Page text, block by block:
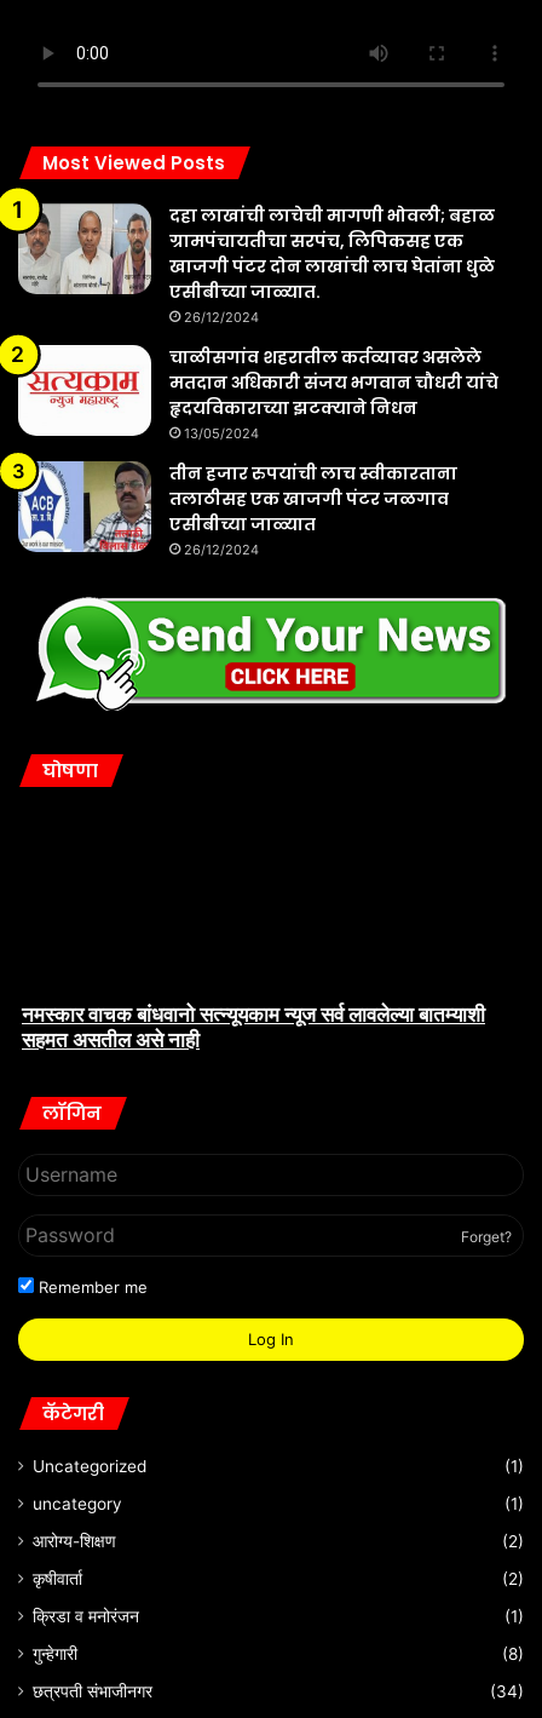
Most Viewed Posts
दहा लाखांची लाचेची मागणी भोवली; बहाळ
ग्रामपंचायतीचा सरपंच, लिपिकसह एक
खाजगी पंटर दोन लाखांची लाच घेतांना धुळे
एसीबीच्या जाळ्यात.
26/12/2024
चाळीसगांव शहरातील कर्तव्यावर असलेले
मतदान अधिकारी संजय भगवान चौधरी यांचे
हृदयविकाराच्या झटक्याने निधन
13/05/2024
तीन हजार रुपयांची लाच स्वीकारताना
तलाठीसह एक खाजगी पंटर जळगाव
एसीबीच्या जाळ्यात
26/12/2024
घोषणा
सहमत असतील असे नाही
संपादक
लॉगिन
Forget?
Remember me
Log In
कॅटेगरी
Uncategorized
(1)
uncategory
(1)
आरोग्य-शिक्षण
(2)
कृषीवार्ता
(2)
क्रिडा व मनोरंजन
(1)
गुन्हेगारी
(8)
छत्रपती संभाजीनगर
(34)